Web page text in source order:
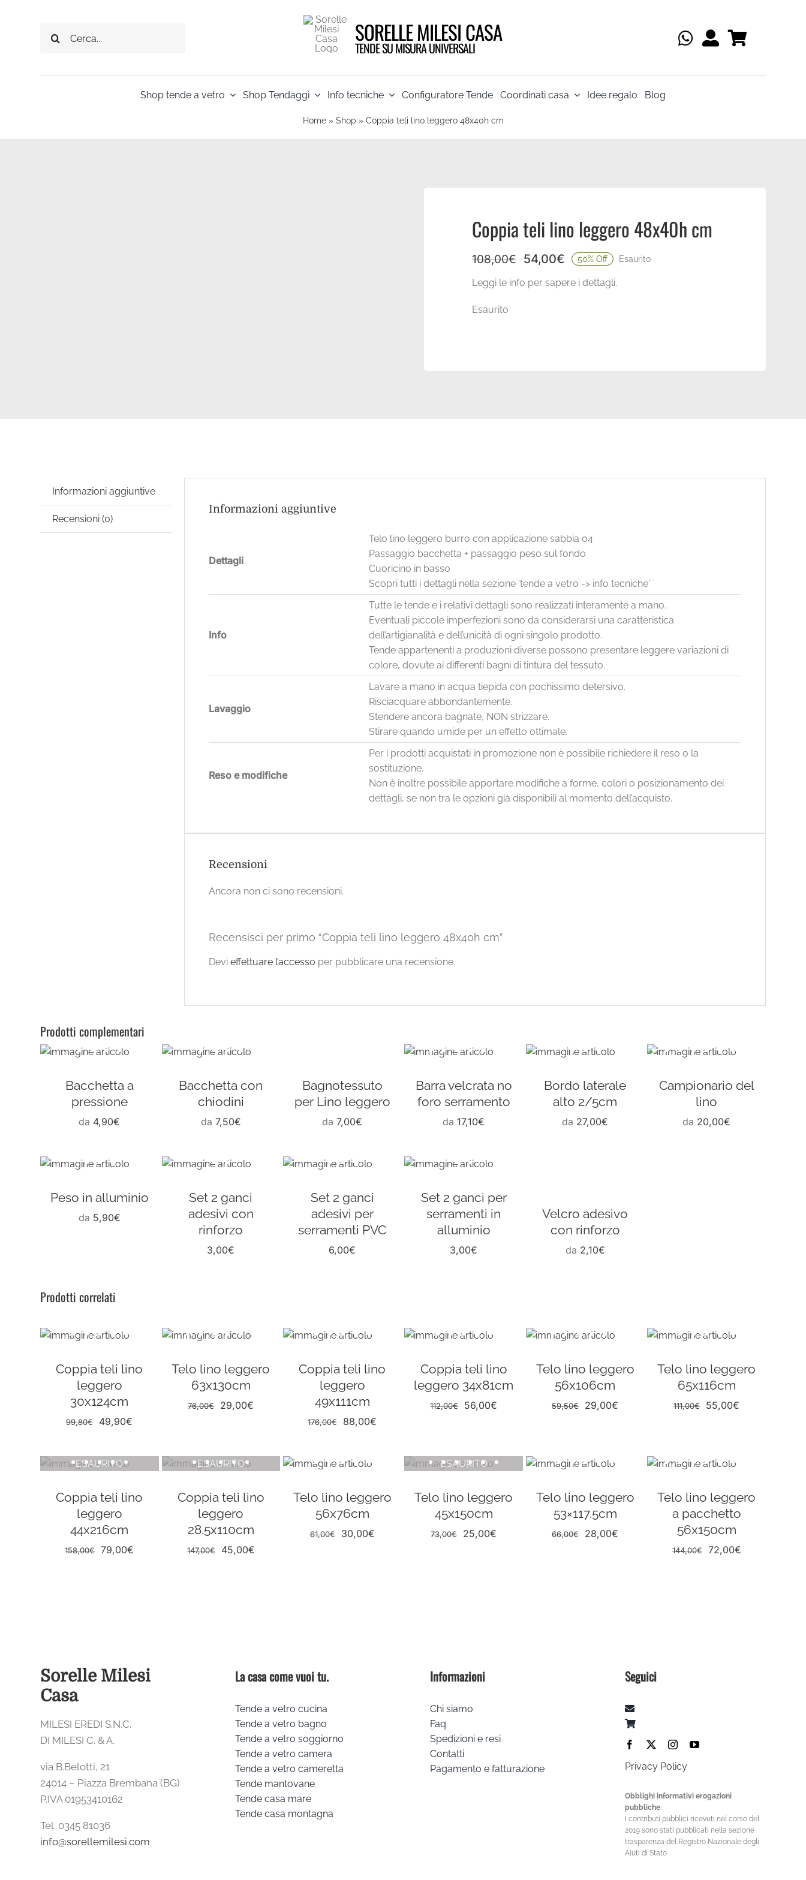
per:
SORELLE MILESI CASA
TENDE SU MISURA UNIVERSALI
Shop tende a vetro Shop Tendaggi Info tecniche Configuratore Tende Coordinati casa Idee regalo Blog
Home» Shop » Coppia teli lino leggero 48x40h cm
Coppia teli lino leggero 48x40h cm
108,00€
Il
prezzo
era:
54,00€
Il
prezzo
è:
50% Off Esaurito
Leggi le info per sapere i dettagli.
Esaurito
Informazioni aggiuntive
Recensioni (0)
Informazioni aggiuntive
Dettagli
Telo lino leggero burro con applicazione sabbia 04
Passaggio bacchetta + passaggio peso sul fondo
Cuoricino in basso
Scopri tutti i dettagli nella sezione 'tende a vetro -> info tecniche'
Info
Tutte le tende e i relativi dettagli sono realizzati interamente a mano.
Eventuali piccole imperfezioni sono da considerarsi una caratteristica
dell’artigianalità e dell’unicità di ogni singolo prodotto.
Tende appartenenti a produzioni diverse possono presentare leggere variazioni di
colore, dovute ai differenti bagni di tintura del tessuto.
Lavaggio
Lavare a mano in acqua tiepida con pochissimo detersivo.
Risciacquare abbondantemente.
Stendere ancora bagnate, NON strizzare.
Stirare quando umide per un effetto ottimale.
Reso e modifiche
Per i prodotti acquistati in promozione non è possibile richiedere il reso o la
sostituzione.
Non è inoltre possibile apportare modifiche a forme, colori o posizionamento dei
dettagli, se non tra le opzioni già disponibili al momento dell’acquisto.
Recensioni
Ancora non ci sono recensioni.
Recensisci per primo “Coppia teli lino leggero 48x40h cm”
Devieffettuare l’accesso per pubblicare una recensione.
Prodotti complementari
Bacchetta a
pressione
da 4,90€
Bacchetta con
chiodini
da 7,50€
Bagnotessuto
per Lino leggero
da7,00€
Barra velcrata no
foro serramento
da17,10€
Bordo laterale
alto 2/5cm
da 27,00€
Campionario del
lino
da 20,00€
Peso in alluminio
da 5,90€
Set 2 ganci
adesivi con
rinforzo
3,00€
Set 2 ganci
adesivi per
serramenti PVC
6,00€
Set 2 ganci per
serramenti in
alluminio
3,00€
Velcro adesivo
con rinforzo
da 2,10€
Prodotti correlati
Coppia teli lino
leggero
30x124cm
99,80€
Il
era:
49,90€
Telo lino leggero
63x130cm
76,00€
Il
76,00€.
29,00€
29,00€.
Coppia teli lino
leggero
49x111cm
176,00€
Il
era:
88,00€
Coppia teli lino
leggero 34x81cm
112,00€
Il
112,00€.
56,00€
56,00€.
Telo lino leggero
56x106cm
59,50€
Il
59,50€.
29,00€
29,00€.
Telo lino leggero
65x116cm
111,00€
Il
111,00€.
55,00€
ESAURITO
Coppia teli lino
leggero
44x216cm
158,00€
Il
79,00€
ESAURITO
Coppia teli lino
leggero
28.5x110cm
147,00€
Il
45,00€Il
Telo lino leggero
56x76cm
61,00€
Il
30,00€Il
ESAURITO
Telo lino leggero
45x150cm
73,00€
Il
25,00€
Telo lino leggero
53×117.5cm
66,00€
Il
28,00€
Telo lino leggero
a pacchetto
56x150cm
144,00€
Il
72,00€Il
Sorelle Milesi
Casa
MILESI EREDI S.N.C.
DI MILESI C. & A.
via B.Belotti, 21
24014 – Piazza Brembana (BG)
P.IVA 01953410162
Tel. 0345 81036
info@sorellemilesi.com
La casa come vuoi tu.
Tende a vetro cucina
Tende a vetro bagno
Tende a vetro soggiorno
Tende a vetro camera
Tende a vetro cameretta
Tende mantovane
Tende casa mare
Tende casa montagna
Informazioni
Chi siamo
Faq
Spedizioni e resi
Contatti
Pagamento e fatturazione
Seguici
Privacy Policy
Obblighi informativi erogazioni
pubbliche:
I contributi pubblici ricevuti nel corso del
2019 sono stati pubblicati nella sezione
trasparenza del Registro Nazionale degli
Aiuti di Stato